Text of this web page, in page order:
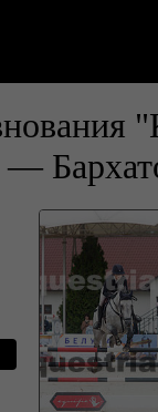
—